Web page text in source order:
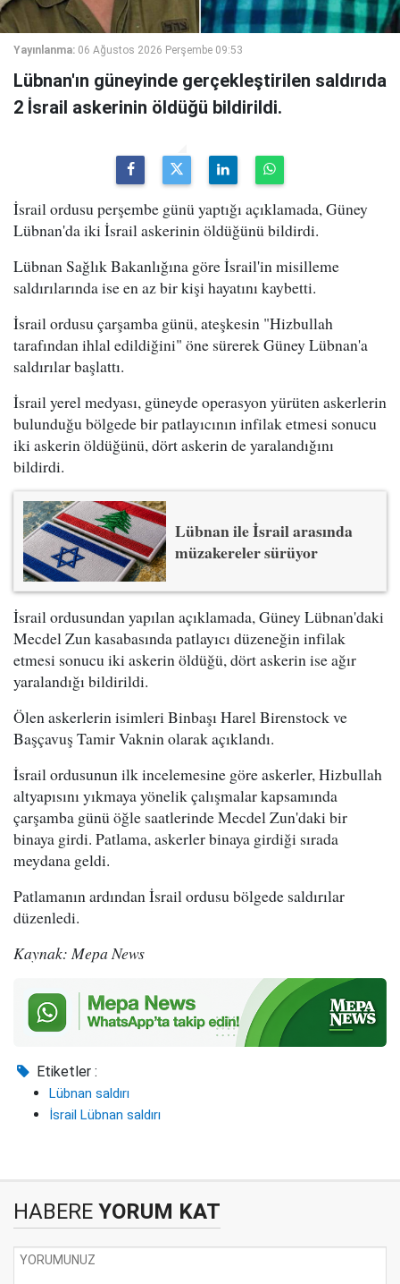
Yayınlanma: 06 Ağustos 2026 Perşembe 09:53
Lübnan'ın güneyinde gerçekleştirilen saldırıda
2 İsrail askerinin öldüğü bildirildi.
İsrail ordusu perşembe günü yaptığı açıklamada, Güney
Lübnan'da iki İsrail askerinin öldüğünü bildirdi.
Lübnan Sağlık Bakanlığına göre İsrail'in misilleme
saldırılarında ise en az bir kişi hayatını kaybetti.
İsrail ordusu çarşamba günü, ateşkesin "Hizbullah
tarafından ihlal edildiğini" öne sürerek Güney Lübnan'a
saldırılar başlattı.
İsrail yerel medyası, güneyde operasyon yürüten askerlerin
bulunduğu bölgede bir patlayıcının infilak etmesi sonucu
iki askerin öldüğünü, dört askerin de yaralandığını
bildirdi.
Lübnan ile İsrail arasında
müzakereler sürüyor
İsrail ordusundan yapılan açıklamada, Güney Lübnan'daki
Mecdel Zun kasabasında patlayıcı düzeneğin infilak
etmesi sonucu iki askerin öldüğü, dört askerin ise ağır
yaralandığı bildirildi.
Ölen askerlerin isimleri Binbaşı Harel Birenstock ve
Başçavuş Tamir Vaknin olarak açıklandı.
İsrail ordusunun ilk incelemesine göre askerler, Hizbullah
altyapısını yıkmaya yönelik çalışmalar kapsamında
çarşamba günü öğle saatlerinde Mecdel Zun'daki bir
binaya girdi. Patlama, askerler binaya girdiği sırada
meydana geldi.
Patlamanın ardından İsrail ordusu bölgede saldırılar
düzenledi.
Kaynak: Mepa News
Etiketler :
Lübnan saldırı
İsrail Lübnan saldırı
HABERE YORUM KAT